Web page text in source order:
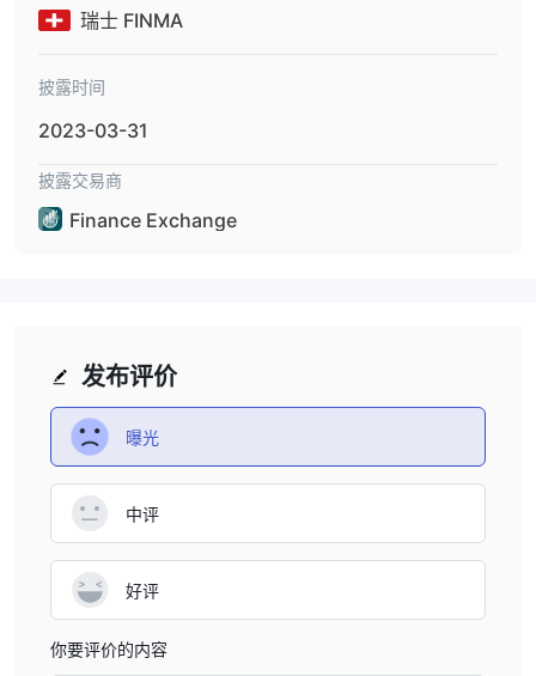
瑞士 FINMA
披露时间
2023-03-31
披露交易商
Finance Exchange
发布评价
曝光
中评
好评
你要评价的内容